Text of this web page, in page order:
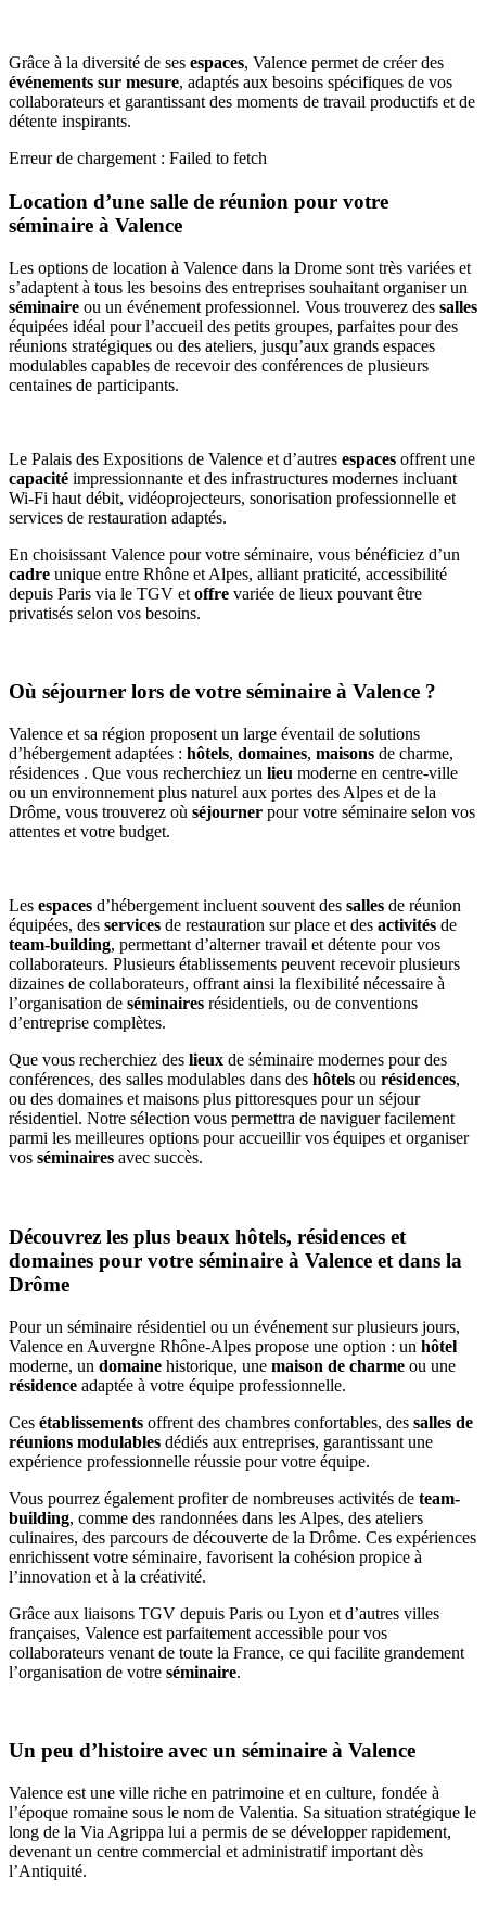
Grâce à la diversité de ses espaces, Valence permet de créer des
événements sur mesure, adaptés aux besoins spécifiques de vos
collaborateurs et garantissant des moments de travail productifs et de
détente inspirants.
Erreur de chargement : Failed to fetch
Location d’une salle de réunion pour votre
séminaire à Valence
Les options de location à Valence dans la Drome sont très variées et
s’adaptent à tous les besoins des entreprises souhaitant organiser un
séminaire ou un événement professionnel. Vous trouverez des salles
équipées idéal pour l’accueil des petits groupes, parfaites pour des
réunions stratégiques ou des ateliers, jusqu’aux grands espaces
modulables capables de recevoir des conférences de plusieurs
centaines de participants.
Le Palais des Expositions de Valence et d’autres espaces offrent une
capacité impressionnante et des infrastructures modernes incluant
Wi-Fi haut débit, vidéoprojecteurs, sonorisation professionnelle et
services de restauration adaptés.
En choisissant Valence pour votre séminaire, vous bénéficiez d’un
cadre unique entre Rhône et Alpes, alliant praticité, accessibilité
depuis Paris via le TGV et offre variée de lieux pouvant être
privatisés selon vos besoins.
Où séjourner lors de votre séminaire à Valence ?
Valence et sa région proposent un large éventail de solutions
d’hébergement adaptées : hôtels, domaines, maisons de charme,
résidences . Que vous recherchiez un lieu moderne en centre-ville
ou un environnement plus naturel aux portes des Alpes et de la
Drôme, vous trouverez où séjourner pour votre séminaire selon vos
attentes et votre budget.
Les espaces d’hébergement incluent souvent des salles de réunion
équipées, des services de restauration sur place et des activités de
team-building, permettant d’alterner travail et détente pour vos
collaborateurs. Plusieurs établissements peuvent recevoirplusieurs
dizaines de collaborateurs, offrant ainsi la flexibilité nécessaire à
l’organisation de séminaires résidentiels, ou de conventions
d’entreprise complètes.
Que vous recherchiez des lieux de séminaire modernes pour des
conférences, des salles modulables dans des hôtels ou résidences,
ou des domaines et maisons plus pittoresques pour un séjour
résidentiel. Notre sélection vous permettra de naviguer facilement
parmi les meilleures options pour accueillir vos équipes et organiser
vos séminaires avec succès.
Découvrez les plus beaux hôtels, résidences et
domaines pour votre séminaire à Valence et dans la
Drôme
Pour un séminaire résidentiel ou un événement sur plusieurs jours,
Valence en Auvergne Rhône-Alpes propose une option : un hôtel
moderne, un domaine historique, une maison de charme ou une
résidence adaptée à votre équipe professionnelle.
Ces établissements offrent des chambres confortables, des salles de
réunions modulables dédiés aux entreprises, garantissant une
expérience professionnelle réussie pour votre équipe.
Vous pourrez également profiter de nombreuses activités de team-
building, comme des randonnées dans les Alpes, des ateliers
culinaires, des parcours de découverte de la Drôme. Ces expériences
enrichissent votre séminaire, favorisent la cohésion propice à
l’innovation et à la créativité.
Grâce aux liaisons TGV depuis Paris ou Lyon et d’autres villes
françaises, Valence est parfaitement accessible pour vos
collaborateurs venant de toute la France, ce qui facilite grandement
l’organisation de votre séminaire.
Un peu d’histoire avec un séminaire à Valence
Valence est une ville riche en patrimoine et en culture, fondée à
l’époque romaine sous le nom de Valentia. Sa situation stratégique le
long de la Via Agrippa lui a permis de se développer rapidement,
devenant un centre commercial et administratif important dès
l’Antiquité.